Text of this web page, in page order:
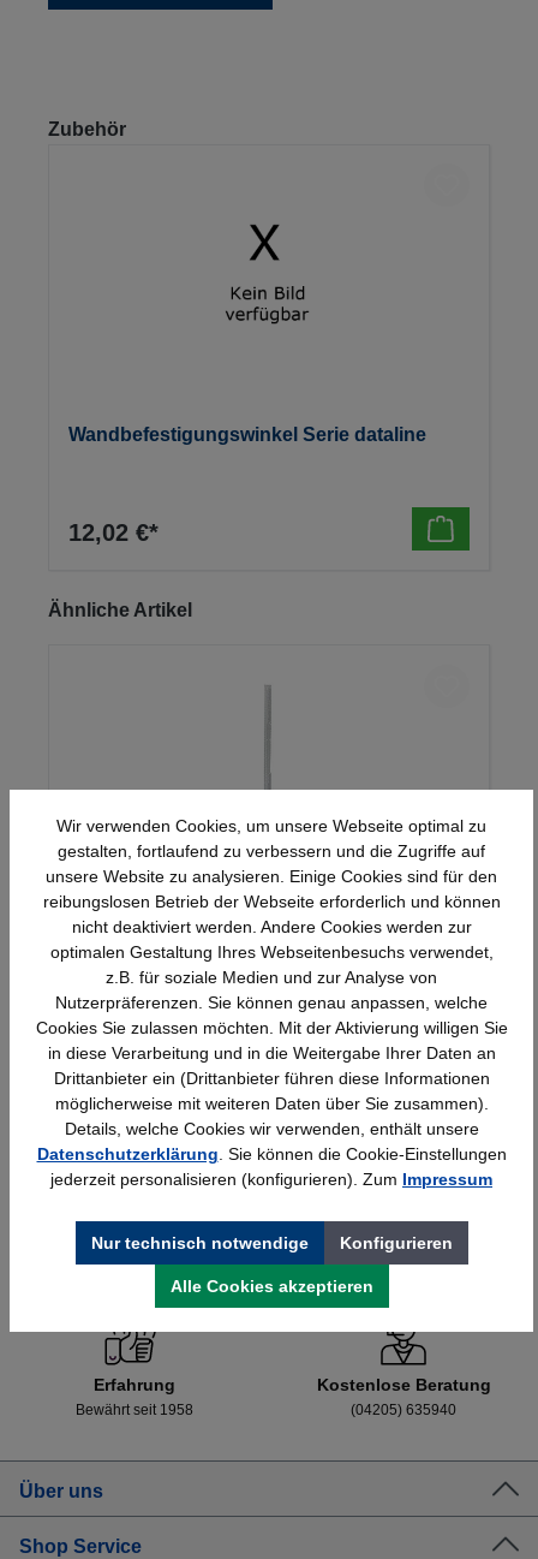
Produktgalerie überspringen
Zubehör
Wandbefestigungswinkel Serie dataline
12,02 €*
Produktgalerie überspringen
Ähnliche Artikel
Wandschiene lichtgrau Serie 70-BV
25,23 €* Details
Schnelle Lieferung Topmarken
Erfahrung
Bewährt seit 1958
Kostenlose Beratung
(04205) 635940
Über uns
Shop Service
Wir verwenden Cookies, um unsere Webseite optimal zu
gestalten, fortlaufend zu verbessern und die Zugriffe auf
unsere Website zu analysieren. Einige Cookies sind für den
reibungslosen Betrieb der Webseite erforderlich und können
nicht deaktiviert werden. Andere Cookies werden zur
optimalen Gestaltung Ihres Webseitenbesuchs verwendet,
z.B. für soziale Medien und zur Analyse von
Nutzerpräferenzen. Sie können genau anpassen, welche
Cookies Sie zulassen möchten. Mit der Aktivierung willigen Sie
in diese Verarbeitung und in die Weitergabe Ihrer Daten an
Drittanbieter ein (Drittanbieter führen diese Informationen
möglicherweise mit weiteren Daten über Sie zusammen).
Details, welche Cookies wir verwenden, enthält unsere
Datenschutzerklärung . Sie können die Cookie-Einstellungen
jederzeit personalisieren (konfigurieren). Zum Impressum
Nur technisch notwendige Konfigurieren
Alle Cookies akzeptieren